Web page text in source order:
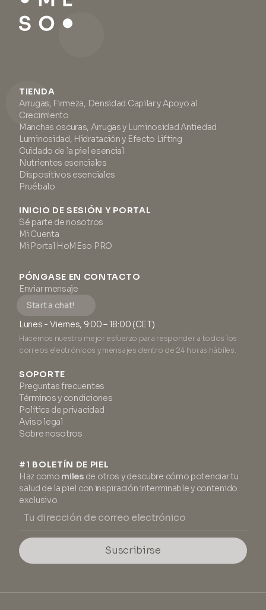
TIENDA
Arrugas, Firmeza, Densidad Capilar y Apoyo al
Crecimiento
Manchas oscuras, Arrugas y Luminosidad Antiedad
Luminosidad, Hidratación y Efecto Lifting
Cuidado de la piel esencial
Nutrientes esenciales
Dispositivos esenciales
Pruébalo
INICIO DE SESIÓN Y PORTAL
Sé parte de nosotros
Mi Cuenta
Mi Portal HoMEso PRO
PÓNGASE EN CONTACTO
Enviar mensaje
Start a chat!
Lunes - Viernes, 9:00 – 18:00 (CET)
Hacemos nuestro mejor esfuerzo para responder a todos los
correos electrónicos y mensajes dentro de 24 horas hábiles.
SOPORTE
Preguntas frecuentes
Términos y condiciones
Política de privacidad
Aviso legal
Sobre nosotros
#1 BOLETÍN DE PIEL
Haz como milesde otros y descubre cómo potenciar tu
salud de la piel con inspiración interminable y contenido
exclusivo.
Suscribirse